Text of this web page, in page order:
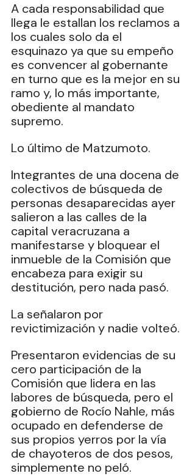
A cada responsabilidad que
llega le estallan los reclamos a
los cuales solo da el
esquinazo ya que su empeño
es convencer al gobernante
en turno que es la mejor en su
ramo y, lo más importante,
obediente al mandato
supremo.
Lo último de Matzumoto.
Integrantes de una docena de
colectivos de búsqueda de
personas desaparecidas ayer
salieron a las calles de la
capital veracruzana a
manifestarse y bloquear el
inmueble de la Comisión que
encabeza para exigir su
destitución, pero nada pasó.
La señalaron por
revictimización y nadie volteó.
Presentaron evidencias de su
cero participación de la
Comisión que lidera en las
labores de búsqueda, pero el
gobierno de Rocío Nahle, más
ocupado en defenderse de
sus propios yerros por la vía
de chayoteros de dos pesos,
simplemente no peló.